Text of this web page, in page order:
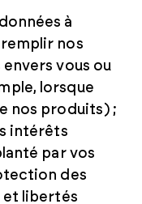
à
nos
vous ou
lorsque
nos produits) ;
intérêts
par vos
des
et libertés